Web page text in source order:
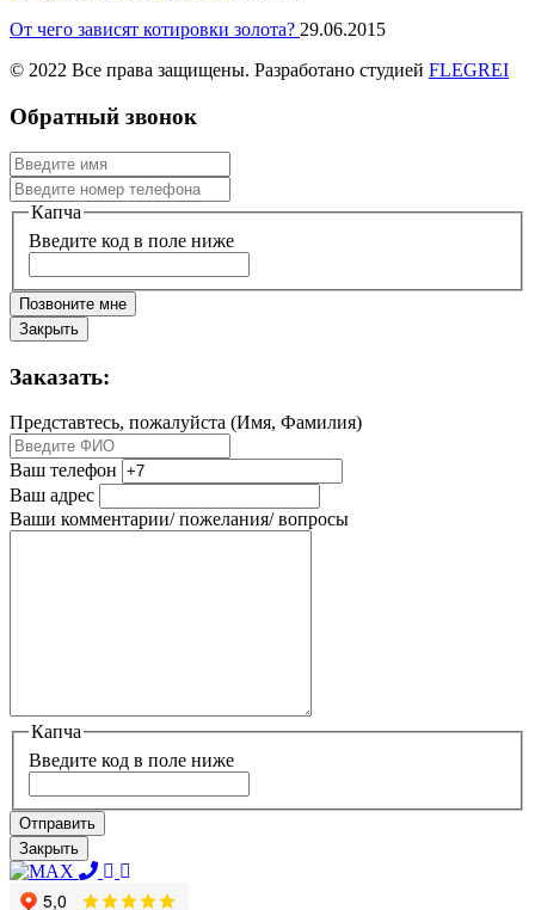
От чего зависят котировки золота? 29.06.2015
© 2022 Все права защищены. Разработано студией FLEGREI
Обратный звонок
Капча
Введите код в поле ниже
Позвоните мне
Закрыть
Заказать:
Представтесь, пожалуйста (Имя, Фамилия)
Ваш телефон
Ваш адрес
Ваши комментарии/ пожелания/ вопросы
Капча
Введите код в поле ниже
Отправить
Закрыть